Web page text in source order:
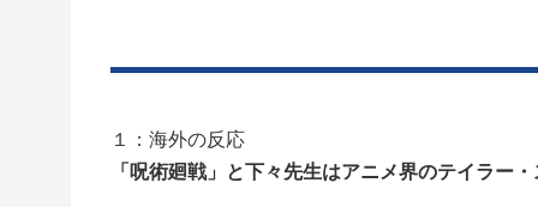
１：海外の反応
「呪術廻戦」と下々先生はアニメ界のテイラー